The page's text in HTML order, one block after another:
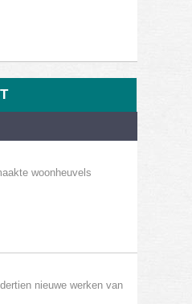
woonheuvels
nieuwe werken van